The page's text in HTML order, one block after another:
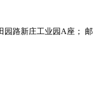
园路新庄工业园A座； 邮